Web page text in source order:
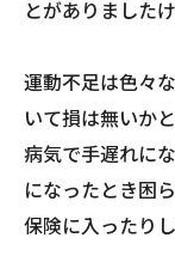
とがありましたけ
運動不足は色々
いて損は無いかと
病気で手遅れに
になったとき困
保険に入ったり